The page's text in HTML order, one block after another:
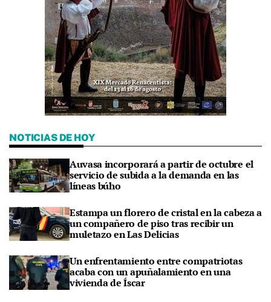
NOTICIAS DE HOY
Auvasa incorporará a partir de octubre el
servicio de subida a la demanda en las
líneas búho
Estampa un florero de cristal en la cabeza a
un compañero de piso tras recibir un
muletazo en Las Delicias
Un enfrentamiento entre compatriotas
acaba con un apuñalamiento en una
vivienda de Íscar